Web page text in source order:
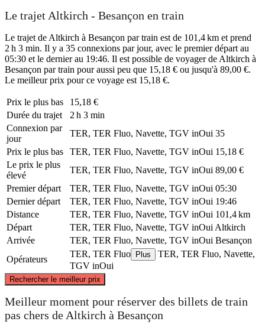
Le trajet Altkirch - Besançon en train
Le trajet de Altkirch à Besançon par train est de 101,4 km et prend
2 h 3 min. Il y a 35 connexions par jour, avec le premier départ au
05:30 et le dernier au 19:46. Il est possible de voyager de Altkirch à
Besançon par train pour aussi peu que 15,18 € ou jusqu'à 89,00 €.
Le meilleur prix pour ce voyage est 15,18 €.
Prix ​​le plus bas
15,18 €
Durée du trajet
2 h 3 min
Connexion par
jour
TER, TER Fluo, Navette, TGV inOui 35
Prix ​​le plus bas
TER, TER Fluo, Navette, TGV inOui 15,18 €
Le prix le plus
élevé
TER, TER Fluo, Navette, TGV inOui 89,00 €
Premier départ
TER, TER Fluo, Navette, TGV inOui 05:30
Dernier départ
TER, TER Fluo, Navette, TGV inOui 19:46
Distance
TER, TER Fluo, Navette, TGV inOui 101,4 km
Départ
TER, TER Fluo, Navette, TGV inOui Altkirch
Arrivée
TER, TER Fluo, Navette, TGV inOui Besançon
Opérateurs
TER, TER Fluo Plus
TER, TER Fluo, Navette,
TGV inOui
Rechercher le meilleur prix
Meilleur moment pour réserver des billets de train
pas chers de Altkirch à Besançon